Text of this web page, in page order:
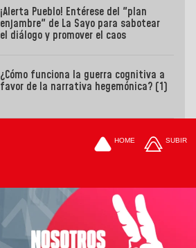
¡Alerta Pueblo! Entérese del "plan
enjambre" de La Sayo para sabotear
el diálogo y promover el caos
¿Cómo funciona la guerra cognitiva a
favor de la narrativa hegemónica? (1)
HOME SUBIR